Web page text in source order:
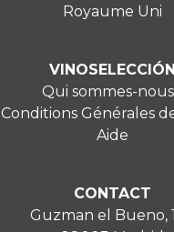
Royaume Uni
VINOSELECCIÓN
Qui sommes-
Conditions Générales
Aide
CONTACT
Guzman el Bueno,